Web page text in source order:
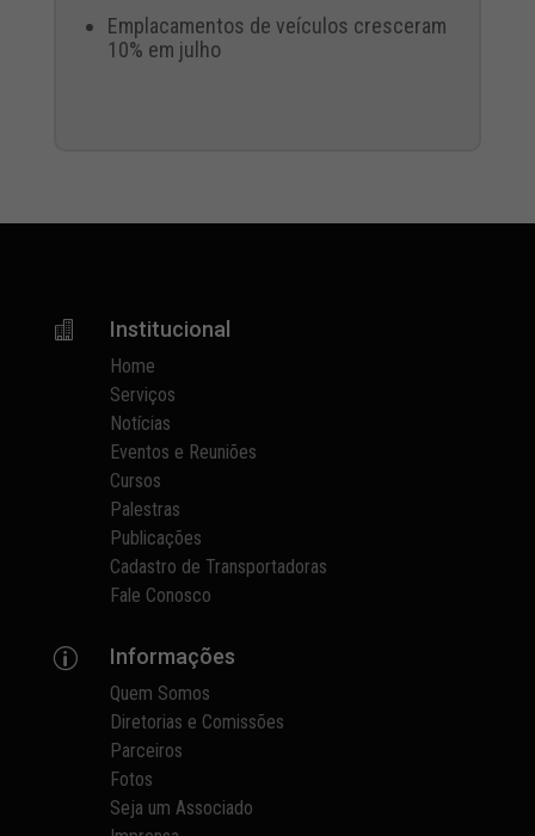
Emplacamentos de veículos cresceram
10% em julho
 Institucional
Home
Serviços
Notícias
Eventos e Reuniões
Cursos
Palestras
Publicações
Cadastro de Transportadoras
Fale Conosco
p Informações
Quem Somos
Diretorias e Comissões
Parceiros
Fotos
Seja um Associado